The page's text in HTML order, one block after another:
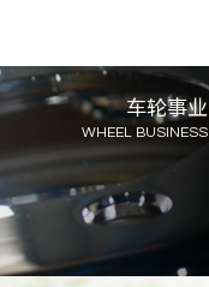
车轮事业
WHEEL BUSINESS